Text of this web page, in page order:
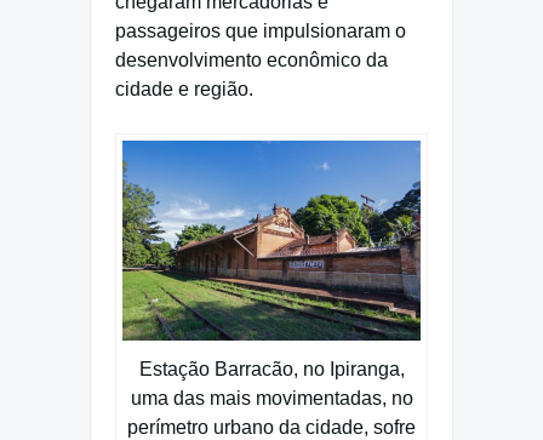
passageiros que impulsionaram o
desenvolvimento econômico da
cidade e região.
Estação Barracão, no Ipiranga,
uma das mais movimentadas, no
perímetro urbano da cidade, sofre